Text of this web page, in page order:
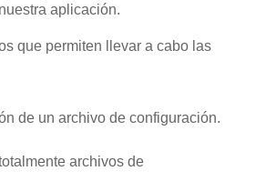
aplicación.
que permiten llevar a cabo las
de un archivo de configuración.
archivos de